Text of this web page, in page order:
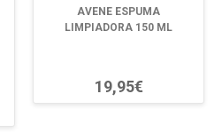
AVENE ESPUMA
LIMPIADORA 150 ML
19,95€